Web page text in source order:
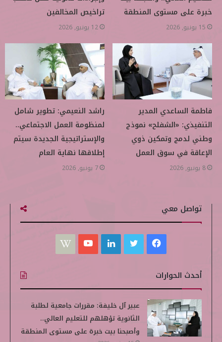
خبرة على مستوى المنطقة
15 يونيو, 2026
تراخيص المخالفين
12 يونيو, 2026
فاطمة الساعدي المدير
التنفيذي: «الشفلح» نموذج
وطني لدمج وتمكين ذوي
الإعاقة في سوق العمل
8 يونيو, 2026
راشد النعيمي: تطوير شامل
لمنظومة العمل الاجتماعي..
والإستراتيجية الجديدة سيتم
إطلاقها نهاية العام
7 يونيو, 2026
تواصل معي
س
ب
و
ي
ت
ر
ن
ك
د
ت
ي
و
k
i
p
أحدث الحوارات
عبير آل خليفة: مقررات جامعية لطلبة
الثانوية تؤهلهم للتعليم العالي..
وأصبحنا بيت خبرة على مستوى المنطقة